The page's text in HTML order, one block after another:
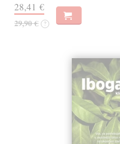
28,41 €
29,90 € ?